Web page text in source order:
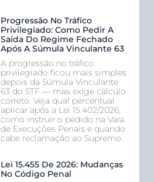
Progressão No Tráfico
Privilegiado: Como Pedir A
Saída Do Regime Fechado
Após A Súmula Vinculante 63
A progressão no tráfico
privilegiado ficou mais simples
depois da Súmula Vinculante
63 do STF — mas exige cálculo
correto. Veja qual percentual
aplicar após a Lei 15.402/2026,
como instruir o pedido na Vara
de Execuções Penais e quando
cabe reclamação ao Supremo.
Lei 15.455 De 2026: Mudanças
No Código Penal